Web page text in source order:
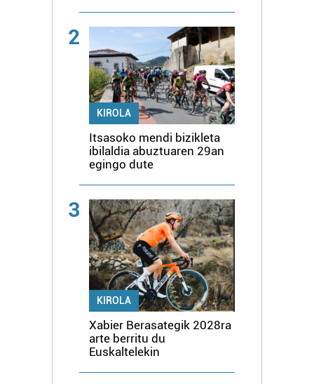
2
KIROLA
Itsasoko mendi bizikleta
ibilaldia abuztuaren 29an
egingo dute
3
KIROLA
Xabier Berasategik 2028ra
arte berritu du
Euskaltelekin